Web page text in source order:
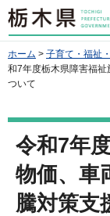
栃木県
ホーム > 子育て・福祉
和7年度栃木県障害福
ついて
令和7年
物価、車
騰対策支